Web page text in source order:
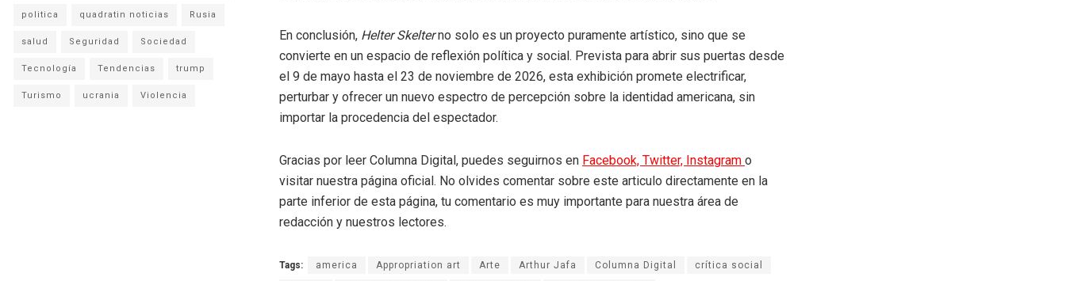
En conclusión, Helter Skelterno solo es un proyecto puramente artístico, sino que se
convierte en un espacio de reflexión política y social. Prevista para abrir sus puertas desde
el 9 de mayo hasta el 23 de noviembre de 2026, esta exhibición promete electrificar,
perturbar y ofrecer un nuevo espectro de percepción sobre la identidad americana, sin
importar la procedencia del espectador.
Gracias por leer Columna Digital, puedes seguirnos en Facebook, Twitter, Instagram o
visitar nuestra página oficial. No olvides comentar sobre este articulo directamente en la
parte inferior de esta página, tu comentario es muy importante para nuestra área de
redacción y nuestros lectores.
Tags: america Appropriation art Arte Arthur Jafa Columna Digital crítica social
politica quadratin noticias Rusia
salud Seguridad Sociedad
Tecnología Tendencias trump
Turismo ucrania Violencia